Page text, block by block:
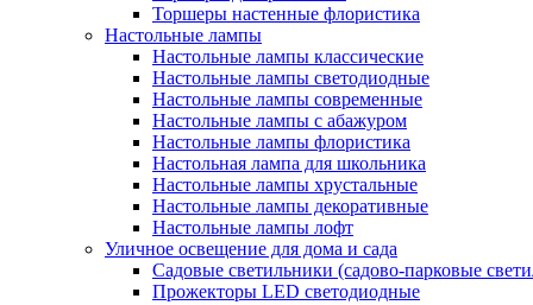
Торшеры настенные флористика
Настольные лампы
Настольные лампы классические
Настольные лампы светодиодные
Настольные лампы современные
Настольные лампы с абажуром
Настольные лампы флористика
Настольная лампа для школьника
Настольные лампы хрустальные
Настольные лампы декоративные
Настольные лампы лофт
Уличное освещение для дома и сада
Садовые светильники (садово-парковые
Прожекторы LED светодиодные